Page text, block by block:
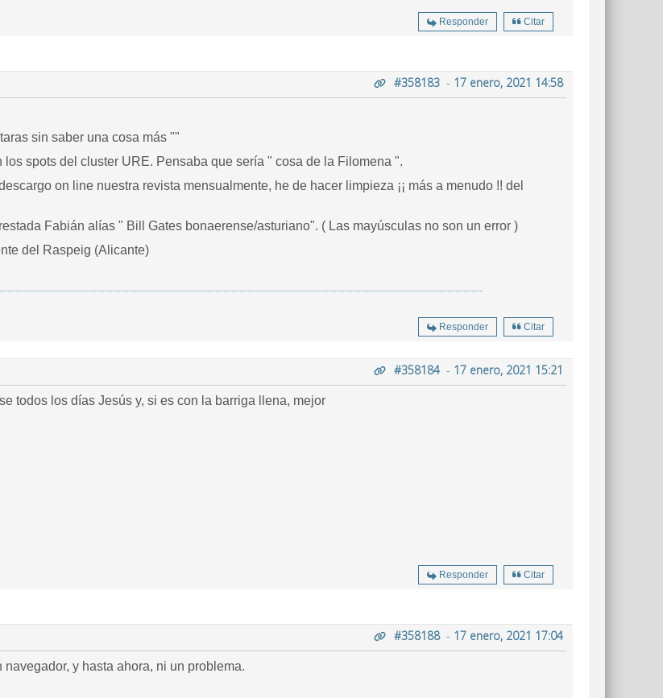
Responder Citar
#358183 - 17 enero, 2021 14:58
sin saber una cosa más ""
spots del cluster URE. Pensaba que sería " cosa de la Filomena ".
on line nuestra revista mensualmente, he de hacer limpieza ¡¡ más a menudo !! del
Fabián alías " Bill Gates bonaerense/asturiano". ( Las mayúsculas no son un error )
del Raspeig (Alicante)
Responder Citar
#358184- 17 enero, 2021 15:21
todos los días Jesús y, si es con la barriga llena, mejor
Responder Citar
#358188- 17 enero, 2021 17:04
y hasta ahora, ni un problema.